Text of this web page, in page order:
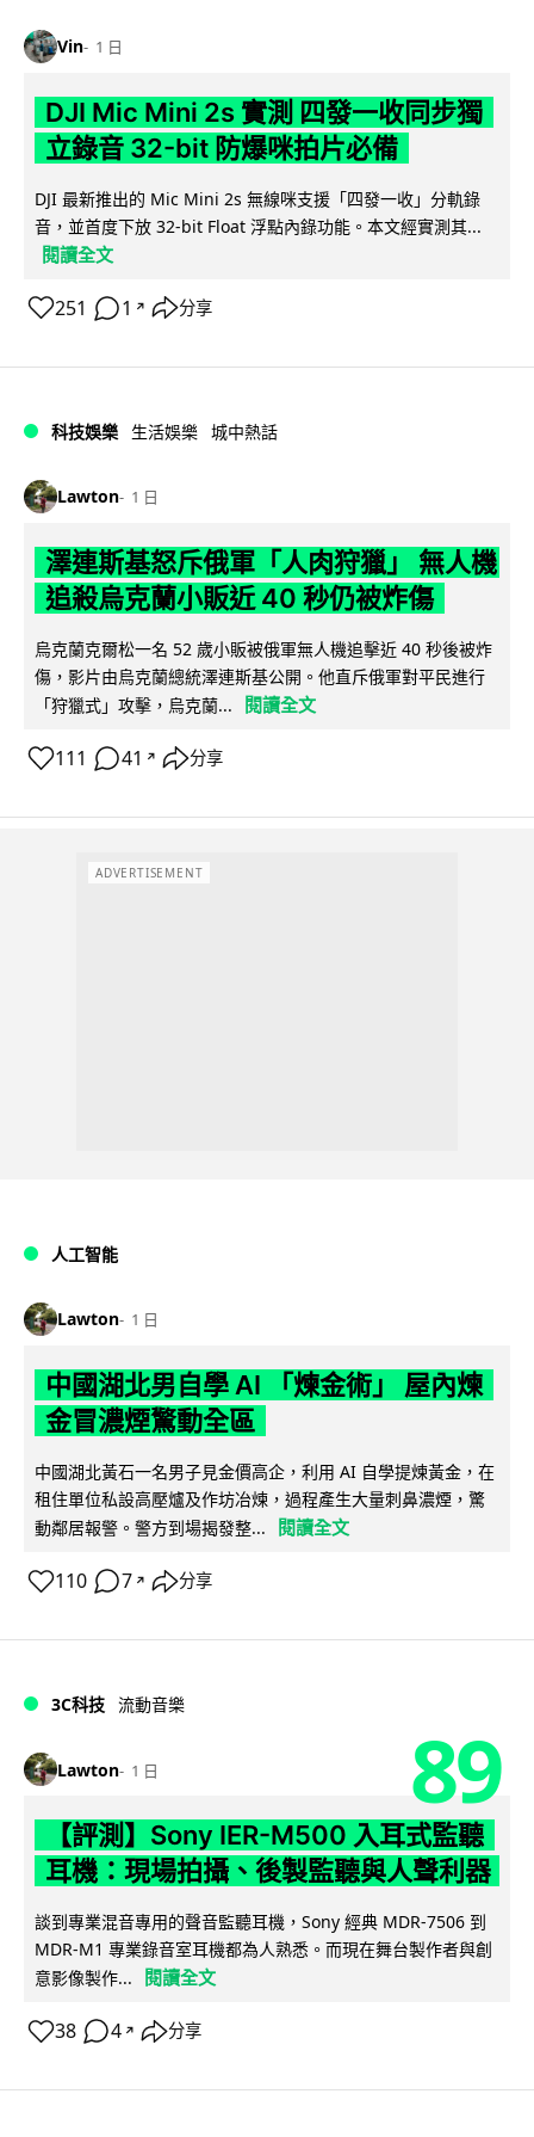
Vin 1 日
DJI Mic Mini 2s 實測 四發一收同步獨
立錄音 32-bit 防爆咪拍片必備
DJI 最新推出的 Mic Mini 2s 無線咪支援「四發一收」分軌錄
音，並首度下放 32-bit Float 浮點內錄功能。本文經實測其...
閱讀全文
251 1 ↗ 分享
科技娛樂 生活娛樂 城中熱話
Lawton 1 日
澤連斯基怒斥俄軍「人肉狩獵」 無人機
追殺烏克蘭小販近 40 秒仍被炸傷
烏克蘭克爾松一名 52 歲小販被俄軍無人機追擊近 40 秒後被炸
傷，影片由烏克蘭總統澤連斯基公開。他直斥俄軍對平民進行
「狩獵式」攻擊，烏克蘭...
閱讀全文
111 41 ↗ 分享
ADVERTISEMENT
人工智能
Lawton 1 日
中國湖北男自學 AI 「煉金術」 屋內煉
金冒濃煙驚動全區
中國湖北黃石一名男子見金價高企，利用 AI 自學提煉黃金，在
租住單位私設高壓爐及作坊冶煉，過程產生大量刺鼻濃煙，驚
動鄰居報警。警方到場揭發整...
閱讀全文
110 7 ↗ 分享
3C科技 流動音樂
Lawton 1 日 89
【評測】Sony IER-M500 入耳式監聽
耳機：現場拍攝、後製監聽與人聲利器
談到專業混音專用的聲音監聽耳機，Sony 經典 MDR-7506 到
MDR-M1 專業錄音室耳機都為人熟悉。而現在舞台製作者與創
意影像製作...
閱讀全文
38 4 ↗ 分享